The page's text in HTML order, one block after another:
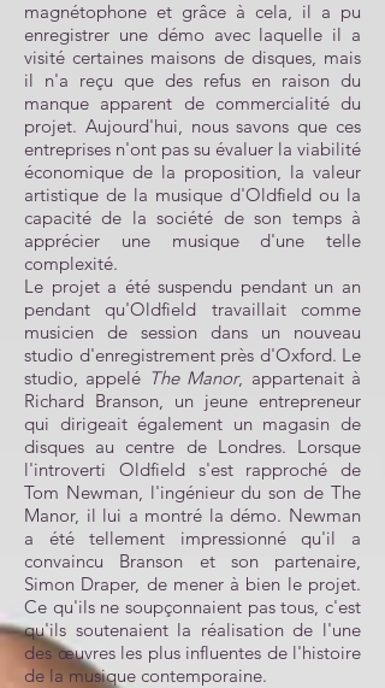
magnétophone et grâce à cela, il a pu
enregistrer une démo avec laquelle il a
visité certaines maisons de disques, mais
il n'a reçu que des refus en raison du
manque apparent de commercialité du
projet. Aujourd'hui, nous savons que ces
entreprises n'ont pas su évaluer la viabilité
économique de la proposition, la valeur
artistique de la musique d'Oldfield ou la
capacité de la société de son temps à
apprécier une musique d'une telle
complexité.
Le projet a été suspendu pendant un an
pendant qu'Oldfield travaillait comme
musicien de session dans un nouveau
studio d'enregistrement près d'Oxford. Le
studio, appelé The Manor, appartenait à
Richard Branson, un jeune entrepreneur
qui dirigeait également un magasin de
disques au centre de Londres. Lorsque
l'introverti Oldfield s'est rapproché de
Tom Newman, l'ingénieur du son de The
Manor, il lui a montré la démo. Newman
a été tellement impressionné qu'il a
convaincu Branson et son partenaire,
Simon Draper, de mener à bien le projet.
Ce qu'ils ne soupçonnaient pas tous, c'est
qu'ils soutenaient la réalisation de l'une
des œuvres les plus influentes de l'histoire
de la musique contemporaine.